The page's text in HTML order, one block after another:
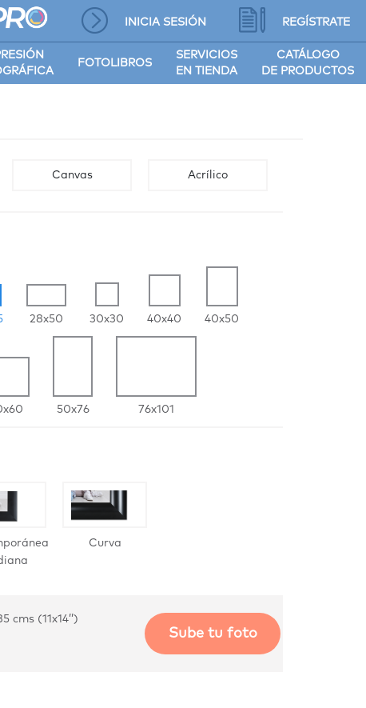
INICIA SESIÓN REGÍSTRATE
FOTOLIBROS
SERVICIOS
EN TIENDA
CATÁLOGO
DE PRODUCTOS
Canvas Acrílico
28x50 30x30 40x40 40x50
50x76 76x101
Curva
(11x14’’)
Sube tu foto